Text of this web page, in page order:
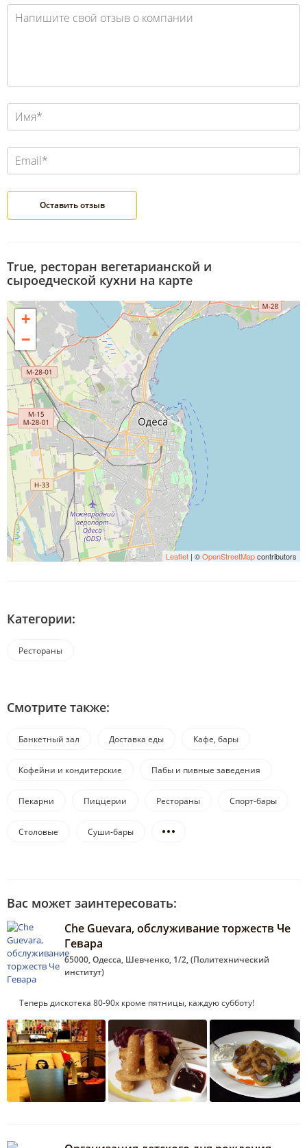
True, ресторан вегетарианской и
сыроедческой кухни на карте
+
−
Leaflet | ©OpenStreetMapcontributors
Категории:
Рестораны
Смотрите также:
Банкетный зал Доставка еды Кафе, бары
Кофейни и кондитерские Пабы и пивные заведения
Пекарни Пиццерии Рестораны Спорт-бары
Столовые Суши-бары
Вас может заинтересовать:
Che Guevara, обслуживание торжеств Че
Гевара
65000, Одесса, Шевченко, 1/2, (Политехнический
институт)
Теперь дискотека 80-90х кроме пятницы, каждую субботу!